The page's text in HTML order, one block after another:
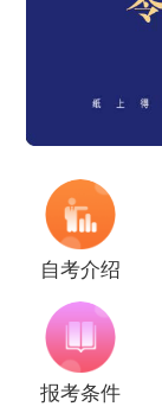
自考介绍
报考条件